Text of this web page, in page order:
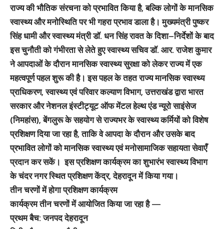
राज्य की भौतिक संरचना को प्रभावित किया है, बल्कि लोगों के मानसिक
स्वास्थ्य और मनोस्थिति पर भी गहरा प्रभाव डाला है। मुख्यमंत्री पुष्कर
सिंह धामी और स्वास्थ्य मंत्री डॉ. धन सिंह रावत के दिशा–निर्देशों के बाद
इस चुनौती को गंभीरता से लेते हुए स्वास्थ्य सचिव डॉ. आर. राजेश कुमार
ने आपदाओं के दौरान मानसिक स्वास्थ्य सुरक्षा को लेकर राज्य में एक
महत्वपूर्ण पहल शुरू की है। इस पहल के तहत राज्य मानसिक स्वास्थ्य
प्राधिकरण, स्वास्थ्य एवं परिवार कल्याण विभाग, उत्तराखंड द्वारा भारत
सरकार और नेशनल इंस्टीट्यूट ऑफ मेंटल हेल्थ एंड न्यूरो साइंसेज
(निमहांस), बेंगलुरू के सहयोग से राज्यभर के स्वास्थ्य कर्मियों को विशेष
प्रशिक्षण दिया जा रहा है, ताकि वे आपदा के दौरान और उसके बाद
प्रभावित लोगों को मानसिक स्वास्थ्य एवं मनोसामाजिक सहायता सेवाएँ
प्रदान कर सकें। इस प्रशिक्षण कार्यक्रम का शुभारंभ स्वास्थ्य विभाग
के चंदर नगर स्थित प्रशिक्षण केंद्र, देहरादून में किया गया।
तीन चरणों में होगा प्रशिक्षण कार्यक्रम
कार्यक्रम तीन चरणों में आयोजित किया जा रहा है —
प्रथम बैच: जनपद देहरादून